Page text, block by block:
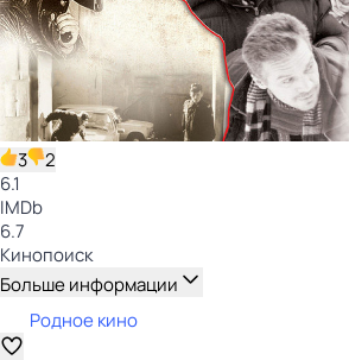
3
2
6.1
IMDb
6.7
Кинопоиск
Больше информации
Родное кино